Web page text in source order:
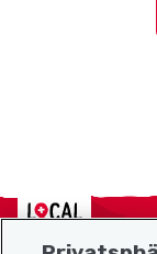
Localcities